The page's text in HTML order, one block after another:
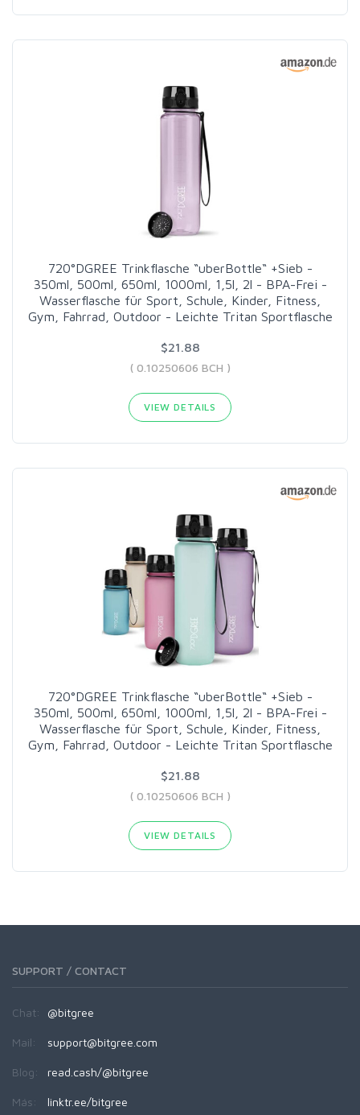
720°DGREE Trinkflasche “uberBottle“ +Sieb -
350ml, 500ml, 650ml, 1000ml, 1,5l, 2l - BPA-Frei -
Wasserflasche für Sport, Schule, Kinder, Fitness,
Gym, Fahrrad, Outdoor - Leichte Tritan Sportflasche
$21.88
( 0.10250606 BCH )
VIEW DETAILS
720°DGREE Trinkflasche “uberBottle“ +Sieb -
350ml, 500ml, 650ml, 1000ml, 1,5l, 2l - BPA-Frei -
Wasserflasche für Sport, Schule, Kinder, Fitness,
Gym, Fahrrad, Outdoor - Leichte Tritan Sportflasche
$21.88
( 0.10250606 BCH )
VIEW DETAILS
SUPPORT / CONTACT
Chat: @bitgree
Mail: support@bitgree.com
Blog: read.cash/@bitgree
Más: linktr.ee/bitgree